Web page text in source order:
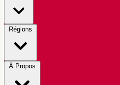
Régions
À Propos